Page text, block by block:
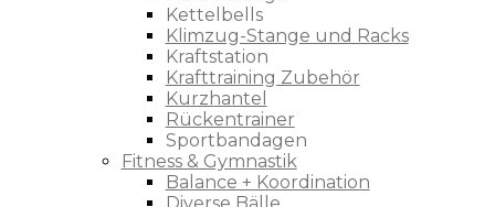
Kettelbells
Klimzug-Stange und Racks
Kraftstation
Krafttraining Zubehör
Kurzhantel
Rückentrainer
Sportbandagen
Fitness & Gymnastik
Balance + Koordination